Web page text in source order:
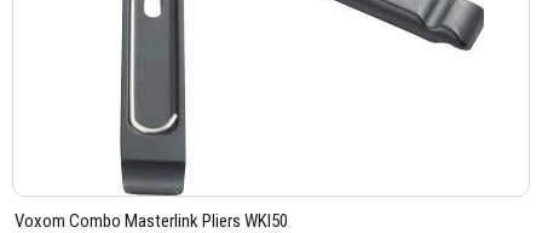
Voxom Combo Masterlink Pliers WKl50